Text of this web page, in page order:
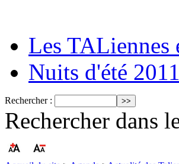
Les TALiennes
Nuits d'été 2011
Rechercher :
Rechercher dans